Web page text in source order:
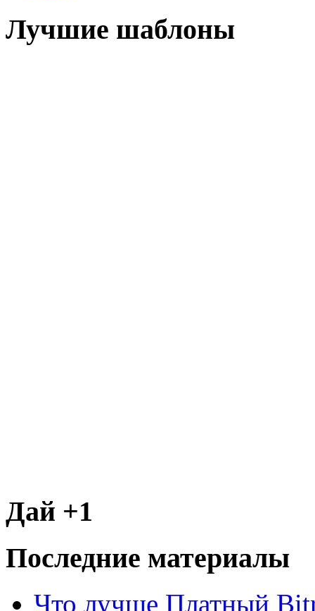
Лучшие шаблоны
Дай +1
Последние материалы
Что лучше Платный